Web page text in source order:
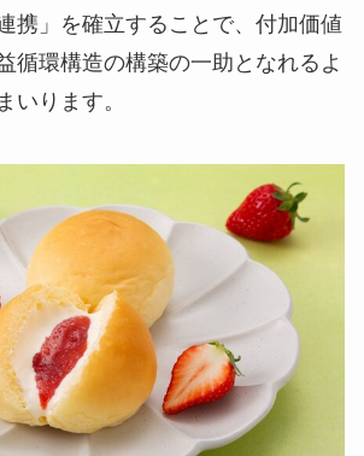
携」を確立することで、付加価値
循環構造の構築の一助となれるよ
いります。